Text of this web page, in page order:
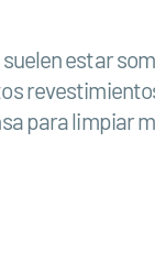
estar
para limpiar